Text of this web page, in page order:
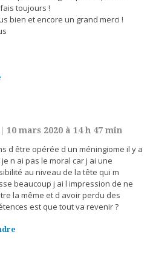
toujours !
bien et encore un grand merci !
|10 mars 2020 à 14 h 47 min
d être opérée d un méningiome il y a
je n ai pas le moral car j ai une
au niveau de la tête qui m
beaucoup j ai l impression de ne
la même et d avoir perdu des
est que tout va revenir ?